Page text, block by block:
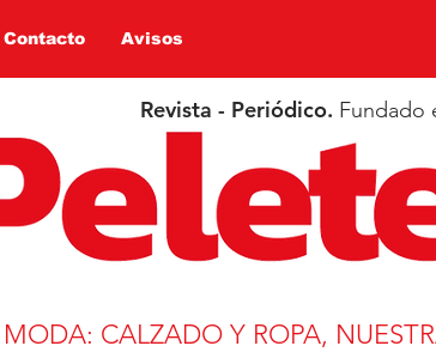
Contacto Avisos
Revista - Periódico. Fundado
CALZADO Y ROPA,